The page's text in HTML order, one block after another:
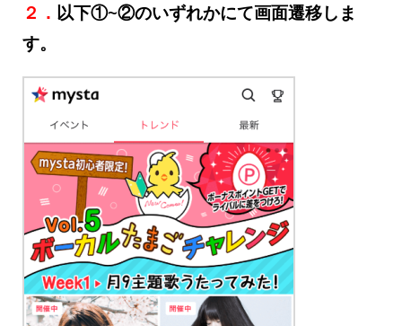
２． 以下①~②のいずれかにて画面遷移しま
す。